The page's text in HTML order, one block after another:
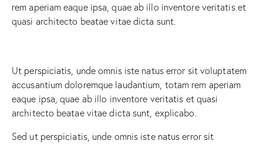
rem aperiam eaque ipsa, quae ab illo inventore veritatis et
quasi architecto beatae vitae dicta sunt.
Ut perspiciatis, unde omnis iste natus error sit voluptatem
accusantium doloremque laudantium, totam rem aperiam
eaque ipsa, quae ab illo inventore veritatis et quasi
architecto beatae vitae dicta sunt, explicabo.
Sed ut perspiciatis, unde omnis iste natus error sit